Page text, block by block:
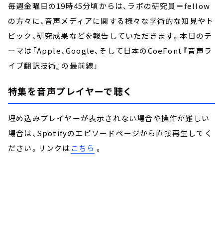
毎週金曜日の19時45分頃からは、ラボの研究員＝fellow
の方々に、音声メディアに関する様々な学術的な知見やト
ピック、研究成果などを報告していただきます。本日のテ
ーマは「Apple、Google、そして日本のCoeFont――『音声ラ
イブ翻訳技術』の最前線」
特集を音声プレイヤーで聴く
埋め込みプレイヤーが表示されない場合や操作が難しい
場合は、Spotifyのエピソードページから直接再生してく
ださい。リンクは こちら 。